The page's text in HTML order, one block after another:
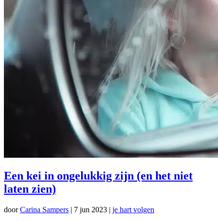
Een kei in ongelukkig zijn (en het niet
laten zien)
doorCarina Sampers | 7 jun 2023 | je hart volgen